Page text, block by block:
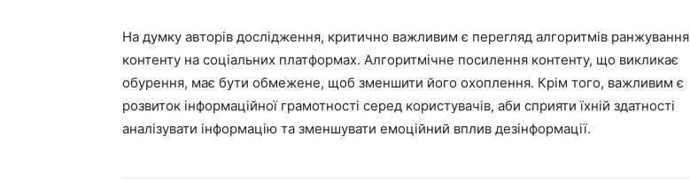
На думку авторів дослідження, критично важливим є перегляд алгоритмів ранжування
контенту на соціальних платформах. Алгоритмічне посилення контенту, що викликає
обурення, має бути обмежене, щоб зменшити його охоплення. Крім того, важливим є
розвиток інформаційної грамотності серед користувачів, аби сприяти їхній здатності
аналізувати інформацію та зменшувати емоційний вплив дезінформації.